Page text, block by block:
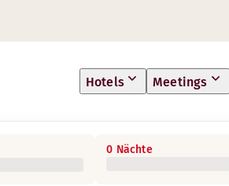
Hotels Meetings
0 Nächte